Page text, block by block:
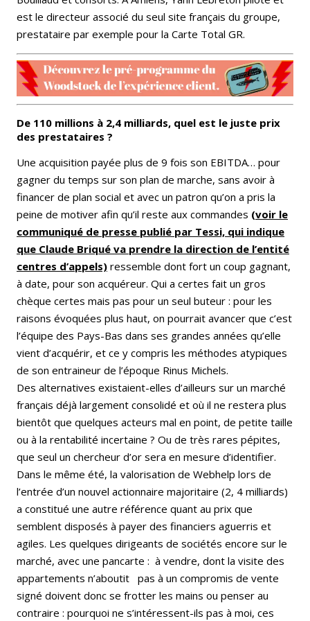
est le directeur associé du seul site français du groupe,
prestataire par exemple pour la Carte Total GR.
De 110 millions à 2,4 milliards, quel est le juste prix
des prestataires ?
Une acquisition payée plus de 9 fois son EBITDA… pour
gagner du temps sur son plan de marche, sans avoir à
financer de plan social et avec un patron qu’on a pris la
peine de motiver afin qu’il reste aux commandes (voir le
communiqué de presse publié par Tessi, qui indique
que Claude Briqué va prendre la direction de l’entité
centres d’appels) ressemble dont fort un coup gagnant,
à date, pour son acquéreur. Qui a certes fait un gros
chèque certes mais pas pour un seul buteur : pour les
raisons évoquées plus haut, on pourrait avancer que c’est
l’équipe des Pays-Bas dans ses grandes années qu’elle
vient d’acquérir, et ce y compris les méthodes atypiques
de son entraineur de l’époque Rinus Michels.
Des alternatives existaient-elles d’ailleurs sur un marché
français déjà largement consolidé et où il ne restera plus
bientôt que quelques acteurs mal en point, de petite taille
ou à la rentabilité incertaine ? Ou de très rares pépites,
que seul un chercheur d’or sera en mesure d’identifier.
Dans le même été, la valorisation de Webhelp lors de
l’entrée d’un nouvel actionnaire majoritaire (2, 4 milliards)
a constitué une autre référence quant au prix que
semblent disposés à payer des financiers aguerris et
agiles. Les quelques dirigeants de sociétés encore sur le
marché, avec une pancarte : à vendre, dont la visite des
appartements n’aboutit pas à un compromis de vente
signé doivent donc se frotter les mains ou penser au
contraire : pourquoi ne s’intéressent-ils pas à moi, ces